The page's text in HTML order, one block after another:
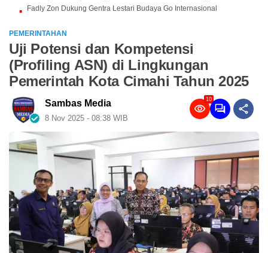
Fadly Zon Dukung Gentra Lestari Budaya Go Internasional
PEMERINTAHAN
Uji Potensi dan Kompetensi
(Profiling ASN) di Lingkungan
Pemerintah Kota Cimahi Tahun 2025
Sambas Media
8 Nov 2025 - 08:38 WIB
10